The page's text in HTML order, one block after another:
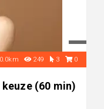
249 3 0
(60 min)